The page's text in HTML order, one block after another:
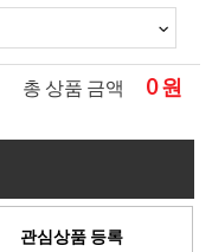
총 상품 금액 0원
관심상품 등록